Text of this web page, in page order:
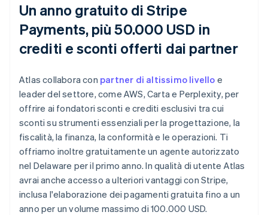
Un anno gratuito di Stripe
Payments, più 50.000 USD in
crediti e sconti offerti dai partner
Atlas collabora con partner di altissimo livello e
leader del settore, come AWS, Carta e Perplexity, per
offrire ai fondatori sconti e crediti esclusivi tra cui
sconti su strumenti essenziali per la progettazione, la
fiscalità, la finanza, la conformità e le operazioni. Ti
offriamo inoltre gratuitamente un agente autorizzato
nel Delaware per il primo anno. In qualità di utente Atlas
avrai anche accesso a ulteriori vantaggi con Stripe,
inclusa l'elaborazione dei pagamenti gratuita fino a un
anno per un volume massimo di 100.000 USD.